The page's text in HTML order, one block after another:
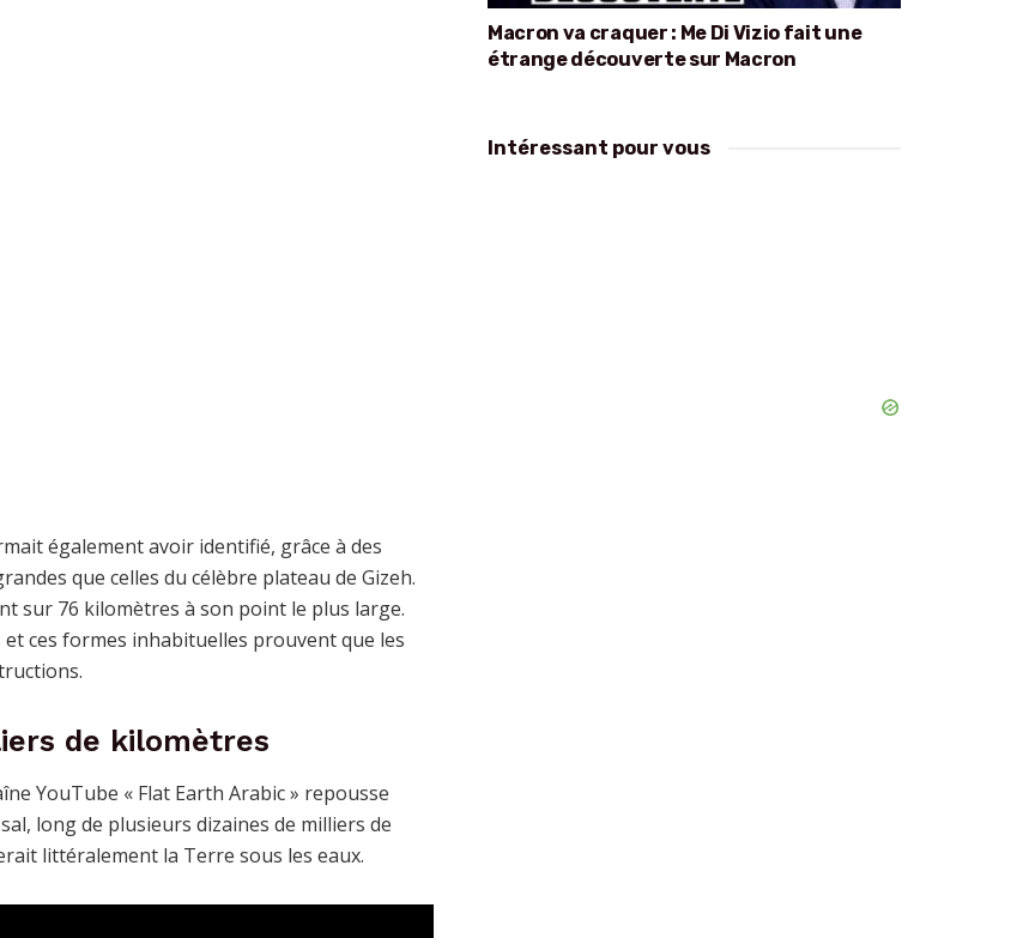
également avoir identifié, grâce à des
que celles du célèbre plateau de Gizeh.
sur 76 kilomètres à son point le plus large.
ces formes inhabituelles prouvent que les
de kilomètres
YouTube « Flat Earth Arabic » repousse
long de plusieurs dizaines de milliers de
littéralement la Terre sous les eaux.
Macron va craquer : Me Di Vizio fait une
étrange découverte sur Macron
Intéressant pour vous